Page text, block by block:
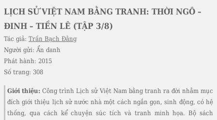
LỊCH SỬ VIỆT NAM BẰNG TRANH: THỜI NGÔ –
ĐINH – TIỀN LÊ (TẬP 3/8)
Tác giả: Trần Bạch Đằng
Người gửi: Ẩn danh
Phát hành: 2015
Số trang: 308
Giới thiệu: Công trình Lịch sử Việt Nam bằng tranh ra đời nhằm mục
đích giới thiệu lịch sử nước nhà một cách ngắn gọn, sinh động, có hệ
thống, qua cách kể chuyện súc tích và tranh minh họa. Bộ sách